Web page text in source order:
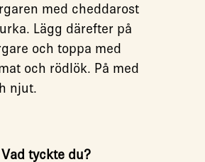
med cheddarost
Lägg därefter på
och toppa med
och rödlök. På med
njut.
Vad tyckte du?